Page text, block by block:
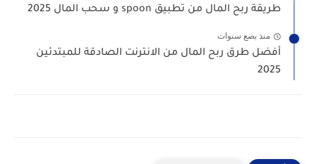
طريقة ربح المال من تطبيق spoon و سحب المال 2025
منذ بضع سنوات
أفضل طرق ربح المال من الانترنت الصادقة للمبتدئين
2025